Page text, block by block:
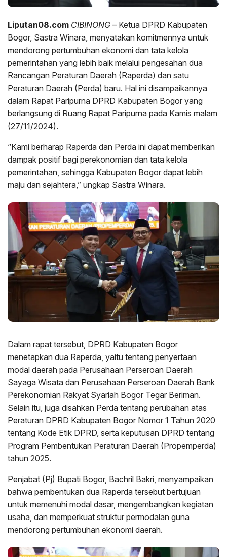
Liputan08.com CIBINONG – Ketua DPRD Kabupaten
Bogor, Sastra Winara, menyatakan komitmennya untuk
mendorong pertumbuhan ekonomi dan tata kelola
pemerintahan yang lebih baik melalui pengesahan dua
Rancangan Peraturan Daerah (Raperda) dan satu
Peraturan Daerah (Perda) baru. Hal ini disampaikannya
dalam Rapat Paripurna DPRD Kabupaten Bogor yang
berlangsung di Ruang Rapat Paripurna pada Kamis malam
(27/11/2024).
“Kami berharap Raperda dan Perda ini dapat memberikan
dampak positif bagi perekonomian dan tata kelola
pemerintahan, sehingga Kabupaten Bogor dapat lebih
maju dan sejahtera,” ungkap Sastra Winara.
Dalam rapat tersebut, DPRD Kabupaten Bogor
menetapkan dua Raperda, yaitu tentang penyertaan
modal daerah pada Perusahaan Perseroan Daerah
Sayaga Wisata dan Perusahaan Perseroan Daerah Bank
Perekonomian Rakyat Syariah Bogor Tegar Beriman.
Selain itu, juga disahkan Perda tentang perubahan atas
Peraturan DPRD Kabupaten Bogor Nomor 1 Tahun 2020
tentang Kode Etik DPRD, serta keputusan DPRD tentang
Program Pembentukan Peraturan Daerah (Propemperda)
tahun 2025.
Penjabat (Pj) Bupati Bogor, Bachril Bakri, menyampaikan
bahwa pembentukan dua Raperda tersebut bertujuan
untuk memenuhi modal dasar, mengembangkan kegiatan
usaha, dan memperkuat struktur permodalan guna
mendorong pertumbuhan ekonomi daerah.